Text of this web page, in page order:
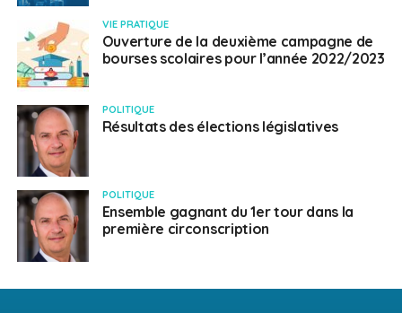
VIE PRATIQUE
Ouverture de la deuxième campagne de
bourses scolaires pour l’année 2022/2023
POLITIQUE
Résultats des élections législatives
POLITIQUE
Ensemble gagnant du 1er tour dans la
première circonscription